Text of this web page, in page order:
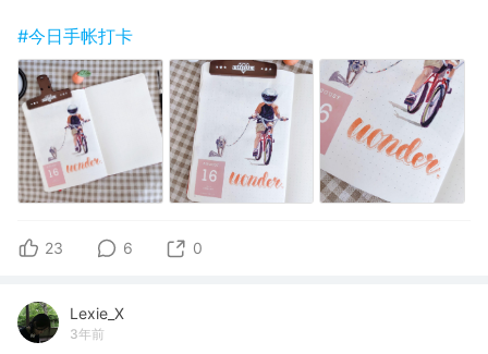
#今日手帐打卡
23 6 0
Lexie_X
3年前